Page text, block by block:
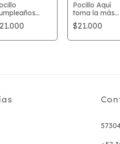
Pocillo Aquí
toma la más
linda
$21.000